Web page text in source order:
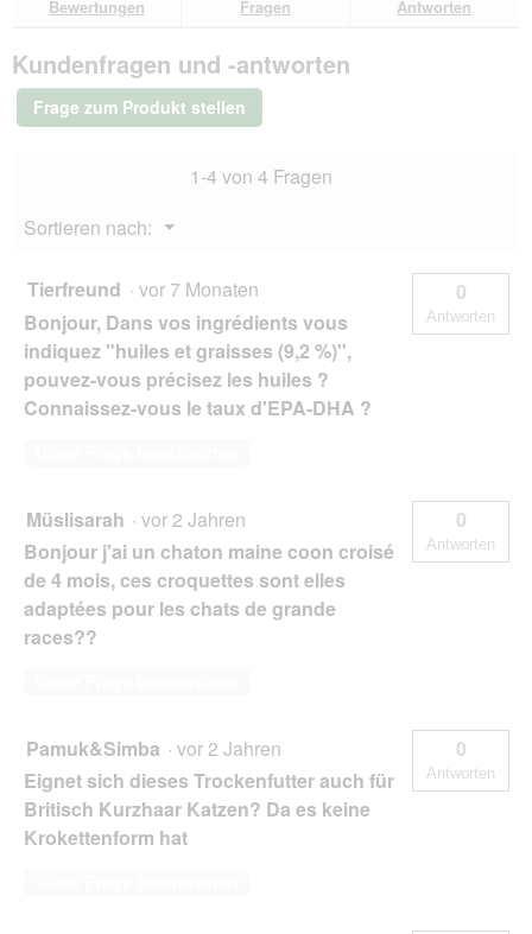
SELECT
Kitten
300
g
Bewertungen Fragen Antworten
Kundenfragen und -antworten
Frage zum Produkt stellen
1-4 von 4 Fragen
Sortieren nach:
▼
Menü
Tierfreund · vor 7 Monaten
Bonjour, Dans vos ingrédients vous
indiquez "huiles et graisses (9,2 %)",
pouvez-vous précisez les huiles ?
Connaissez-vous le taux d'EPA-DHA ?
0
Antworten
Müslisarah · vor 2 Jahren
Bonjour j'ai un chaton maine coon croisé
de 4 mois, ces croquettes sont elles
adaptées pour les chats de grande
races??
0
Antworten
Pamuk&Simba · vor 2 Jahren
Eignet sich dieses Trockenfutter auch für
Britisch Kurzhaar Katzen? Da es keine
Krokettenform hat
0
Antworten